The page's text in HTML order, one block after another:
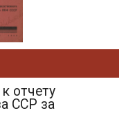
отчету
ССР за